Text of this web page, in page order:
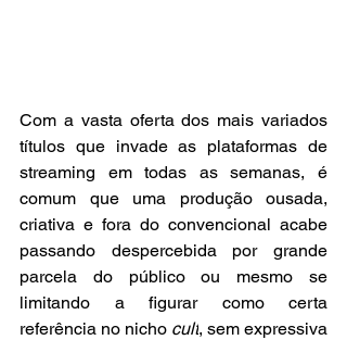
Com a vasta oferta dos mais variados
títulos que invade as plataformas de
streaming em todas as semanas, é
comum que uma produção ousada,
criativa e fora do convencional acabe
passando despercebida por grande
parcela do público ou mesmo se
limitando a figurar como certa
referência no nicho cult, sem expressiva